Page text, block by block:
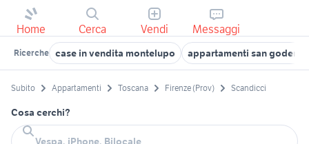
Home Cerca Vendi Messaggi
Ricerche case in vendita montelupo appartamenti san godenzo
Subito Appartamenti Toscana Firenze (Prov) Scandicci
Cosa cerchi?